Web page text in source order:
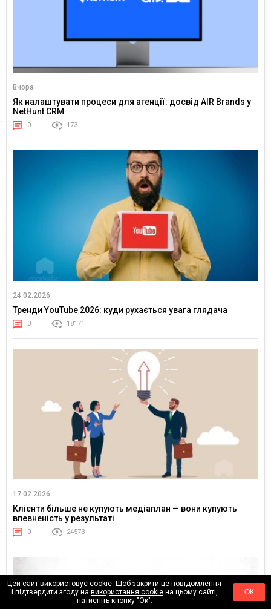
Вчора
Як налаштувати процеси для агенції: досвід AIR Brands у
NetHunt CRM
0 173
24.02.2026
Тренди YouTube 2026: куди рухається увага глядача
0 18171
17.02.2026
Клієнти більше не купують медіаплан — вони купують
впевненість у результаті
0 24573
Цей сайт використовує cookie. Щоб закрити це повідомлення
і підтвердити згоду на використання cookieна цьому сайті,
натисніть кнопку "Ок".
ОК